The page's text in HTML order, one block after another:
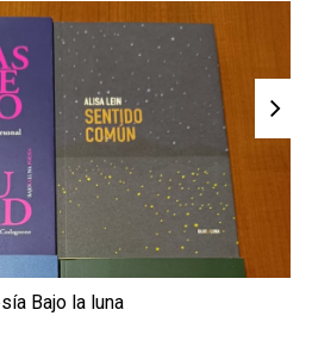
Bajo la luna